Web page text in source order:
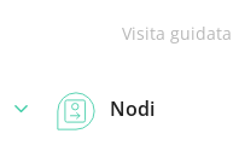
Visita guidata
Nodi